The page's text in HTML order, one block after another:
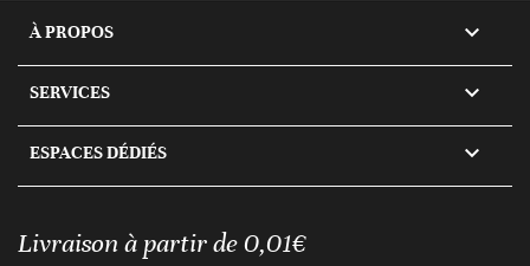
À PROPOS 
SERVICES 
ESPACES DÉDIÉS 
Livraison à partir de 0,01€